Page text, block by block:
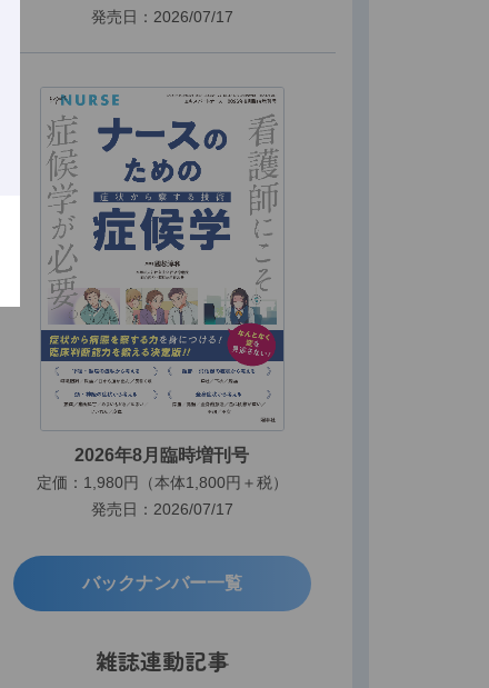
発売日：2026/07/17
2026年8月臨時増刊号
定価：1,980円（本体1,800円＋税）
発売日：2026/07/17
バックナンバー一覧
雑誌連動記事